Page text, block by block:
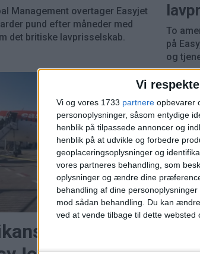
Vi
Vi og vores 1733 partnere opbevarer
personoplysninger, såsom entydige
henblik på tilpassede annoncer og
henblik på at udvikle og forbedre
geoplaceringsoplysninger og
vores partneres behandling, som
oplysninger og ændre dine
behandling af dine
mod sådan behandling.
Du kan
ved at vende tilbage til dette websted
Management overtager Easyjet
pund efter måneder med
det britiske lavprisselskab.
To
på
og
investor